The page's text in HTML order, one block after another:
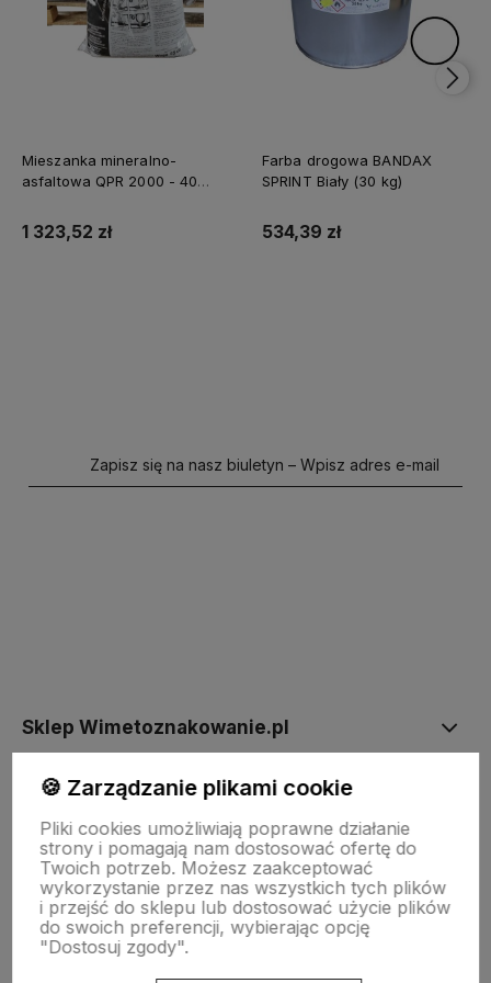
Mieszanka mineralno-
asfaltowa QPR 2000 - 40
1 323,52 zł
Farba drogowa BANDAX
SPRINT Biały (30 kg)
534,39 zł
Zapisz się na nasz biuletyn – Wpisz adres e-mail
Sklep Wimetoznakowanie.pl
Informacje
Warunki zakupów
INNE
🍪 Zarządzanie plikami cookie
Pliki cookies umożliwiają poprawne działanie
strony i pomagają nam dostosować ofertę do
Twoich potrzeb. Możesz zaakceptować
wykorzystanie przez nas wszystkich tych plików
i przejść do sklepu lub dostosować użycie plików
do swoich preferencji, wybierając opcję
"Dostosuj zgody".